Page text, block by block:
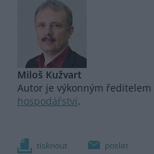
Miloš Kužvart
Autor je výkonným ředitelem
hospodářství.
tisknout poslat